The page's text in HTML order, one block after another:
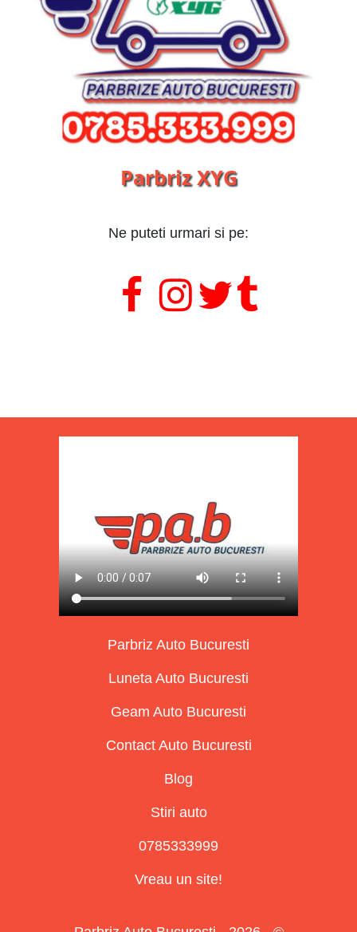
Parbriz XYG
Ne puteti urmari si pe:

Parbriz Auto Bucuresti
Luneta Auto Bucuresti
Geam Auto Bucuresti
Contact Auto Bucuresti
Blog
Stiri auto
0785333999
Vreau un site!